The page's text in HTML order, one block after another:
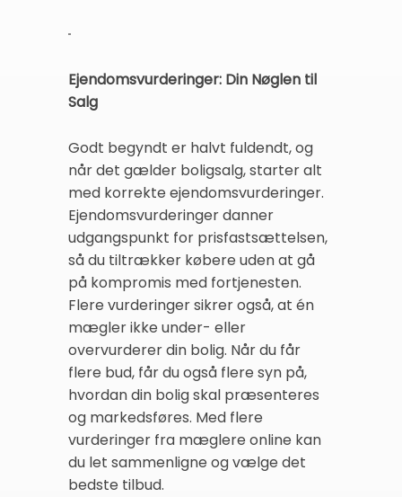
Ejendomsvurderinger: Din Nøglen til
Salg
Godt begyndt er halvt fuldendt, og
når det gælder boligsalg, starter alt
med korrekte ejendomsvurderinger.
Ejendomsvurderinger danner
udgangspunkt for prisfastsættelsen,
så du tiltrækker købere uden at gå
på kompromis med fortjenesten.
Flere vurderinger sikrer også, at én
mægler ikke under- eller
overvurderer din bolig. Når du får
flere bud, får du også flere syn på,
hvordan din bolig skal præsenteres
og markedsføres. Med flere
vurderinger fra mæglere online kan
du let sammenligne og vælge det
bedste tilbud.